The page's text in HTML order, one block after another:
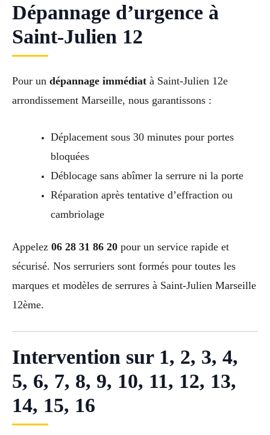
Dépannage d’urgence à
Saint-Julien 12
Pour un dépannage immédiat à Saint-Julien 12e
arrondissement Marseille, nous garantissons :
Déplacement sous 30 minutes pour portes
bloquées
Déblocage sans abîmer la serrure ni la porte
Réparation après tentative d’effraction ou
cambriolage
Appelez 06 28 31 86 20 pour un service rapide et
sécurisé. Nos serruriers sont formés pour toutes les
marques et modèles de serrures à Saint-Julien Marseille
12ème.
Intervention sur 1, 2, 3, 4,
5, 6, 7, 8, 9, 10, 11, 12, 13,
14, 15, 16